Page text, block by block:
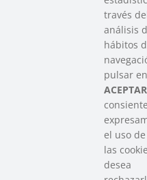
Asociación
del Tercer
Iparraguirre, 9
través
análisis
hábitos
pulsar en
ACEPTAR
consiente
el uso
las
desea